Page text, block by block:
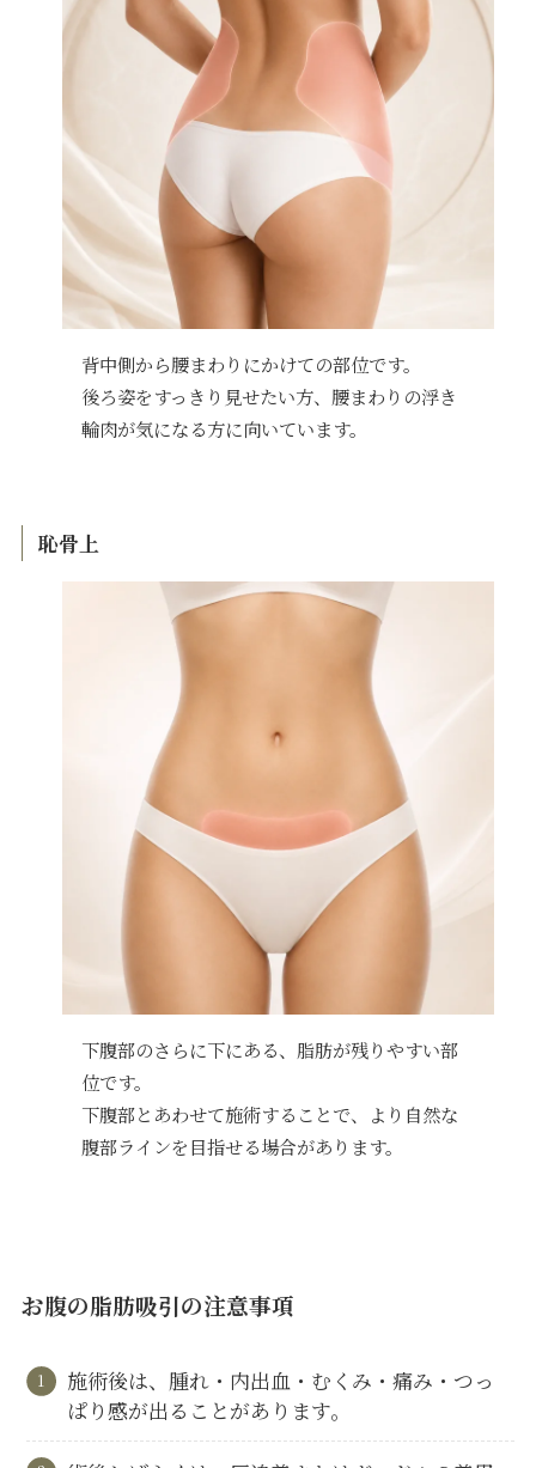
背中側から腰まわりにかけての部位です。
後ろ姿をすっきり見せたい方、腰まわりの浮き
輪肉が気になる方に向いています。
恥骨上
下腹部のさらに下にある、脂肪が残りやすい部
位です。
下腹部とあわせて施術することで、より自然な
腹部ラインを目指せる場合があります。
お腹の脂肪吸引の注意事項
施術後は、腫れ・内出血・むくみ・痛み・つっ
ぱり感が出ることがあります。